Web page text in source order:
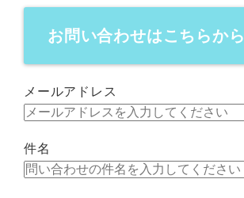
お問い合わせはこちらから
メールアドレス
件名